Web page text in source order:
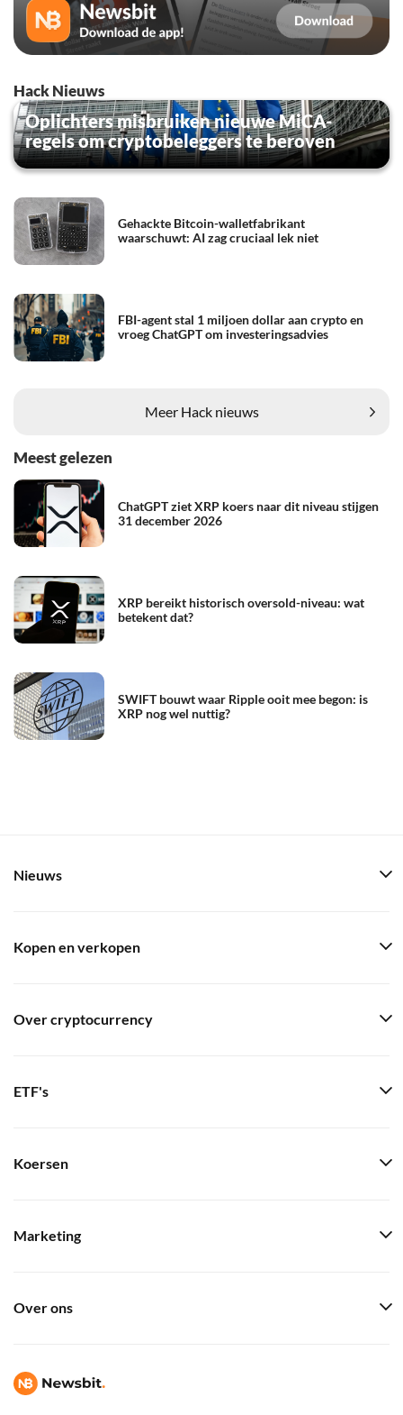
Hack Nieuws
Oplichters misbruiken nieuwe MiCA-
regels om cryptobeleggers te beroven
Gehackte Bitcoin-walletfabrikant
waarschuwt: AI zag cruciaal lek niet
FBI-agent stal 1 miljoen dollar aan crypto en
vroeg ChatGPT om investeringsadvies
Meer Hack nieuws
Meest gelezen
ChatGPT ziet XRP koers naar dit niveau stijgen
31 december 2026
XRP bereikt historisch oversold-niveau: wat
betekent dat?
SWIFT bouwt waar Ripple ooit mee begon: is
XRP nog wel nuttig?
Nieuws
Kopen en verkopen
Over cryptocurrency
ETF's
Koersen
Marketing
Over ons